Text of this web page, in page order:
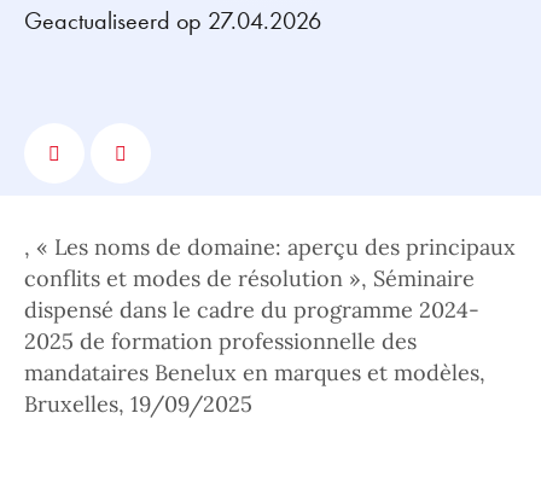
Geactualiseerd op 27.04.2026
, « Les noms de domaine: aperçu des principaux
conflits et modes de résolution », Séminaire
dispensé dans le cadre du programme 2024-
2025 de formation professionnelle des
mandataires Benelux en marques et modèles,
Bruxelles, 19/09/2025